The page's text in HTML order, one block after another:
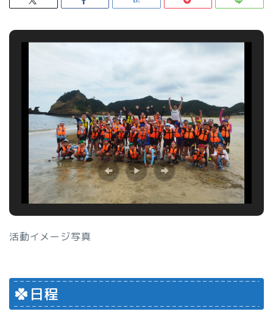
活動イメージ写真
日程